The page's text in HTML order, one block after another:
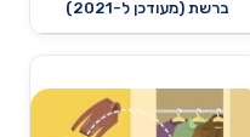
ברשת (מעודכן ל-2021)